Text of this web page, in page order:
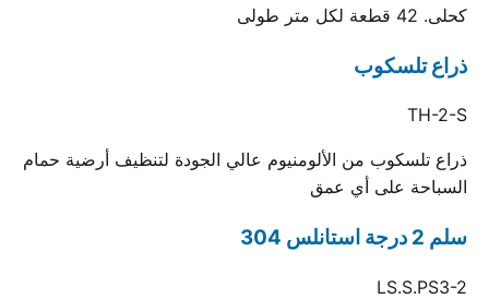
كحلى. 42 قطعة لكل متر طولى
ذراع تلسكوب
TH-2-S
ذراع تلسكوب من الألومنيوم عالي الجودة لتنظيف أرضية حمام
السباحة على أي عمق
سلم 2 درجة استانلس 304
LS.S.PS3-2